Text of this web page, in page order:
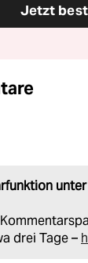
Jetzt
drei Tage –